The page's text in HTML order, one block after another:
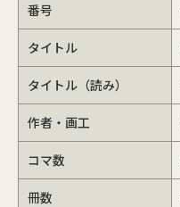
番号
タイトル
タイトル（読み）
作者・画工
コマ数
冊数